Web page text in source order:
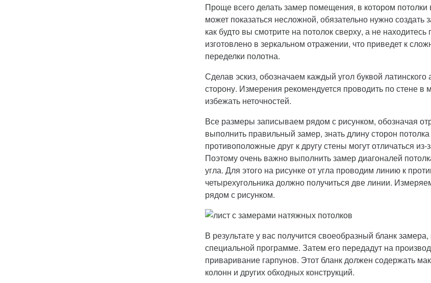
Проще всего делать замер помещения, в котором
может показаться несложной, обязательно нужно
как будто вы смотрите на потолок сверху, а не
изготовлено в зеркальном отражении, что приведет к
переделки полотна.
Сделав эскиз, обозначаем каждый угол буквой
сторону. Измерения рекомендуется проводить по стене в
избежать неточностей.
Все размеры записываем рядом с рисунком, обозначая
выполнить правильный замер, знать длину сторон
противоположные друг к другу стены могут отличаться
Поэтому очень важно выполнить замер диагоналей
угла. Для этого на рисунке от угла проводим линию к
четырехугольника должно получиться две линии.
рядом с рисунком.
В результате у вас получится своеобразный бланк
специальной программе. Затем его передадут на
приваривание гарпунов. Этот бланк должен содержать
колонн и других обходных конструкций.